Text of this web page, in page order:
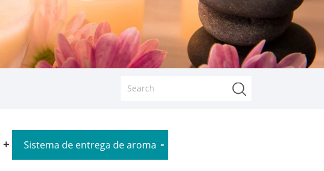
Sistema de entrega de aroma